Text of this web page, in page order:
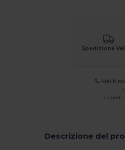
Spedizione
Hai
Lunedì -
Descrizione del